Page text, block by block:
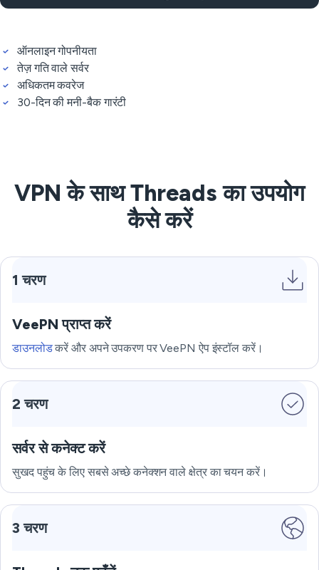
ऑनलाइन गोपनीयता
तेज़ गति वाले सर्वर
अधिकतम कवरेज
30-दिन की मनी-बैक गारंटी
VPN के साथ Threads का उपयोग
कैसे करें
1 चरण
VeePN प्राप्त करें
डाउनलोडकरें और अपने उपकरण पर VeePN ऐप इंस्टॉल करें।
2 चरण
सर्वर से कनेक्ट करें
सुखद पहुंच के लिए सबसे अच्छे कनेक्शन वाले क्षेत्र का चयन करें।
3 चरण